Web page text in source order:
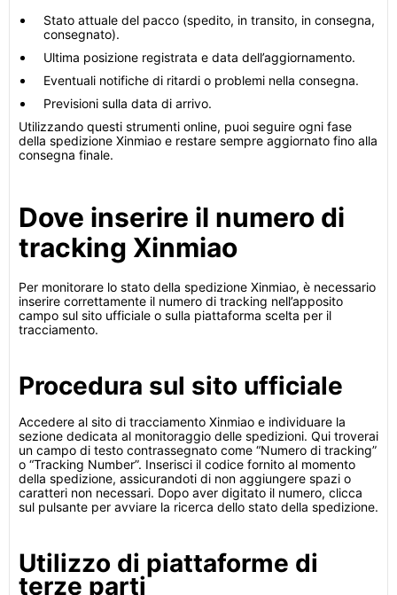
Stato attuale del pacco (spedito, in transito, in consegna,
consegnato).
Ultima posizione registrata e data dell’aggiornamento.
Eventuali notifiche di ritardi o problemi nella consegna.
Previsioni sulla data di arrivo.
Utilizzando questi strumenti online, puoi seguire ogni fase
della spedizione Xinmiao e restare sempre aggiornato fino alla
consegna finale.
Dove inserire il numero di
tracking Xinmiao
Per monitorare lo stato della spedizione Xinmiao, è necessario
inserire correttamente il numero di tracking nell’apposito
campo sul sito ufficiale o sulla piattaforma scelta per il
tracciamento.
Procedura sul sito ufficiale
Accedere al sito di tracciamento Xinmiao e individuare la
sezione dedicata al monitoraggio delle spedizioni. Qui troverai
un campo di testo contrassegnato come “Numero di tracking”
o “Tracking Number”. Inserisci il codice fornito al momento
della spedizione, assicurandoti di non aggiungere spazi o
caratteri non necessari. Dopo aver digitato il numero, clicca
sul pulsante per avviare la ricerca dello stato della spedizione.
Utilizzo di piattaforme di
terze parti